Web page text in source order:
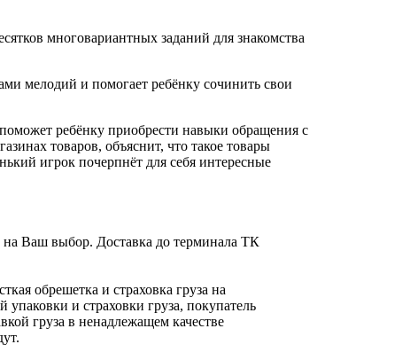
многовариантных заданий для знакомства
мелодий и помогает ребёнку сочинить свои
ребёнку приобрести навыки обращения с
товаров, объяснит, что такое товары
игрок почерпнёт для себя интересные
Ваш выбор. Доставка до терминала ТК
обрешетка и страховка груза на
и страховки груза, покупатель
груза в ненадлежащем качестве